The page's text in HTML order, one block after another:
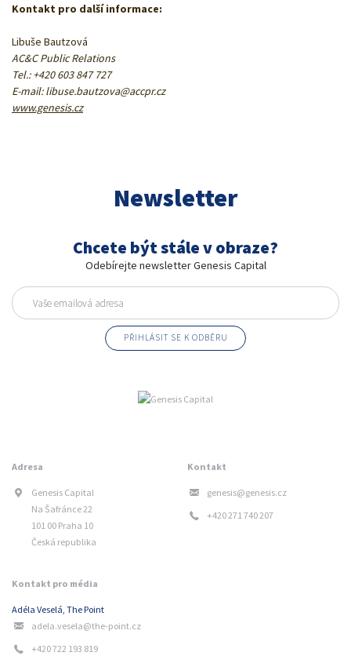
Kontakt pro další informace:
Libuše Bautzová
AC&C Public Relations
Tel.: +420 603 847 727
E-mail:libuse.bautzova@accpr.cz
www.genesis.cz
Newsletter
Chcete být stále v obraze?
Odebírejte newsletter Genesis Capital
Adresa
Genesis Capital
Na Šafránce 22
101 00 Praha 10
Česká republika
Kontakt
genesis@genesis.cz
+420 271 740 207
Kontakt pro média
Adéla Veselá, The Point
adela.vesela@the-point.cz
+420 722 193 819